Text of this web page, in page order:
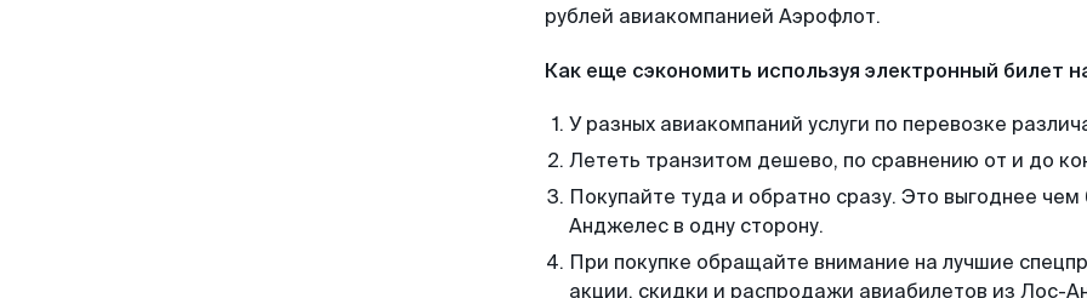
рублей авиакомпанией Аэрофлот.
Как еще сэкономить используя электронный билет
У разных авиакомпаний услуги по перевозке
Лететь транзитом дешево, по сравнению от и до
Покупайте туда и обратно сразу. Это выгоднее
Анджелес в одну сторону.
При покупке обращайте внимание на лучшие
акции, скидки и распродажи авиабилетов из Лос-